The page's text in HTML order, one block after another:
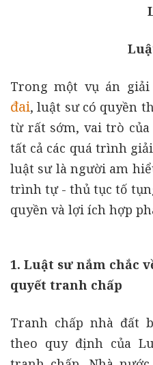
Trong một vụ án
đai, luật sư có quyền
từ rất sớm, vai trò
tất cả các quá trình
luật sư là người am
trình tự - thủ tục tố
quyền và lợi ích hợp
1. Luật sư nắm chắc
quyết tranh chấp
Tranh chấp nhà đất
theo quy định của